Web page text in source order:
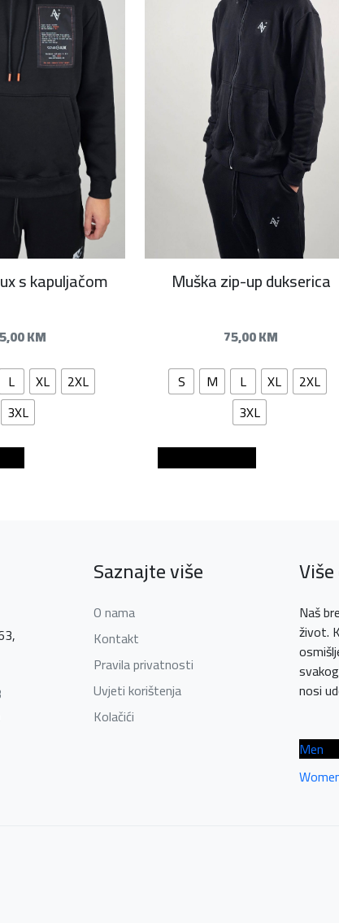
s kapuljačom
KM
L XL
2XL
3XL
Muška zip-up dukserica
75,00KM
S
M L XL
2XL
3XL
Saznajte više
O nama
Kontakt
Pravila privatnosti
Uvjeti korištenja
Kolačići
Naš
život.
nosi
Men